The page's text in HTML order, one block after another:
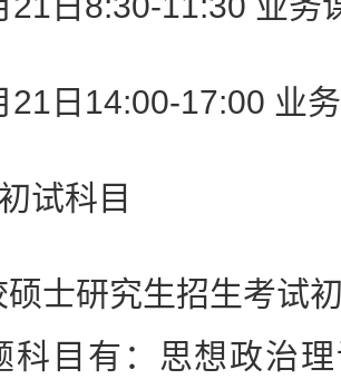
日14:00-17:00 业
科目
研究生招生考试初
科目有：思想政治